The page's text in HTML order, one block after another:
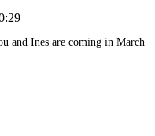
and Ines are coming in March